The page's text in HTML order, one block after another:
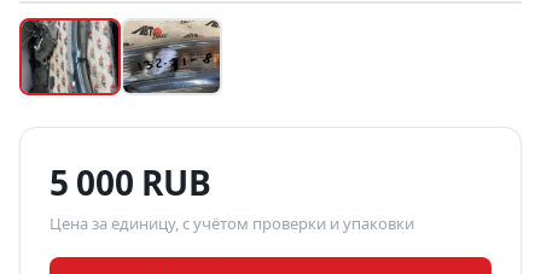
Б/У В НАЛИЧИИ
5 000 RUB
Цена за единицу, с учётом проверки и упаковки